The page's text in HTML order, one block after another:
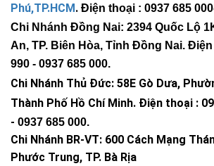
Phú,TP.HCM. Điện thoại : 0937 685 000
Chi Nhánh Đồng Nai: 2394 Quốc Lộ
An, TP. Biên Hòa, Tỉnh Đồng Nai.
990 - 0937 685 000.
Chi Nhánh Thủ Đức: 58E Gò Dưa,
Thành Phố Hồ Chí Minh. Điện thoại :
- 0937 685 000.
Chi Nhánh BR-VT: 600 Cách Mạng
Phước Trung, TP. Bà Rịa